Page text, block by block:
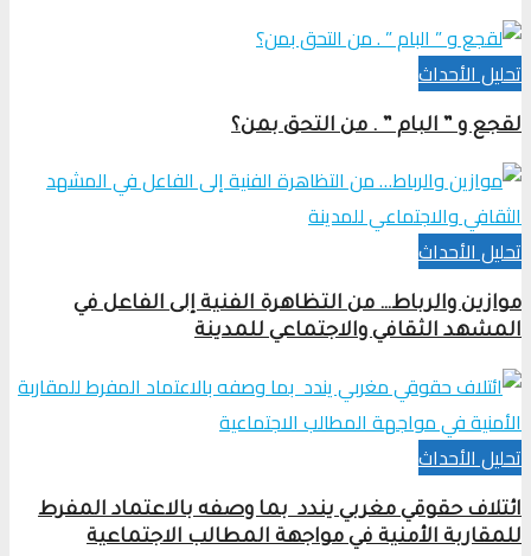
تحلیل الأحداث
لقجع و ” البام ” . من التحق بمن؟
تحلیل الأحداث
موازين والرباط… من التظاهرة الفنية إلى الفاعل في
المشهد الثقافي والاجتماعي للمدينة
تحلیل الأحداث
ائتلاف حقوقي مغربي يندد بما وصفه بالاعتماد المفرط
للمقاربة الأمنية في مواجهة المطالب الاجتماعية